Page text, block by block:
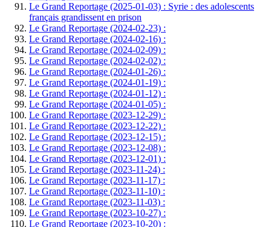
Le Grand Reportage (2025-01-03) : Syrie : des adolescents
français grandissent en prison
Le Grand Reportage (2024-02-23) :
Le Grand Reportage (2024-02-16) :
Le Grand Reportage (2024-02-09) :
Le Grand Reportage (2024-02-02) :
Le Grand Reportage (2024-01-26) :
Le Grand Reportage (2024-01-19) :
Le Grand Reportage (2024-01-12) :
Le Grand Reportage (2024-01-05) :
Le Grand Reportage (2023-12-29) :
Le Grand Reportage (2023-12-22) :
Le Grand Reportage (2023-12-15) :
Le Grand Reportage (2023-12-08) :
Le Grand Reportage (2023-12-01) :
Le Grand Reportage (2023-11-24) :
Le Grand Reportage (2023-11-17) :
Le Grand Reportage (2023-11-10) :
Le Grand Reportage (2023-11-03) :
Le Grand Reportage (2023-10-27) :
Le Grand Reportage (2023-10-20) :